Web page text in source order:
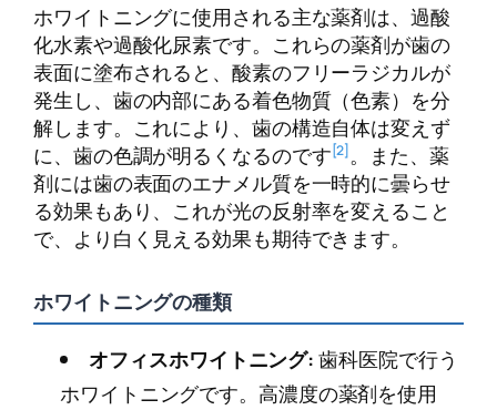
ホワイトニングに使用される主な薬剤は、過酸
化水素や過酸化尿素です。これらの薬剤が歯の
表面に塗布されると、酸素のフリーラジカルが
発生し、歯の内部にある着色物質（色素）を分
解します。これにより、歯の構造自体は変えず
に、歯の色調が明るくなるのです[2]。また、薬
剤には歯の表面のエナメル質を一時的に曇らせ
る効果もあり、これが光の反射率を変えること
で、より白く見える効果も期待できます。
ホワイトニングの種類
オフィスホワイトニング:歯科医院で行う
ホワイトニングです。高濃度の薬剤を使用